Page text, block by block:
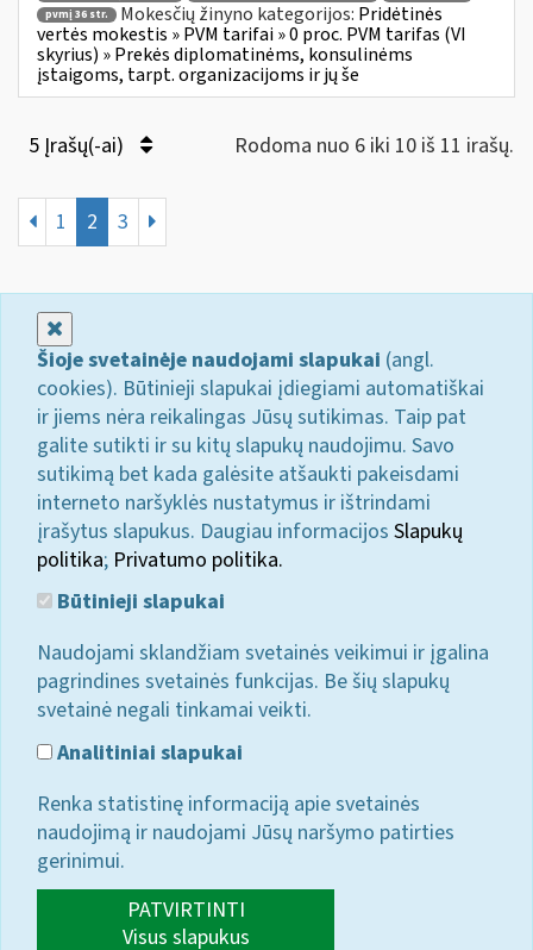
pvmį 36 str.
Mokesčių žinyno kategorijos: Pridėtinės
vertės mokestis » PVM tarifai » 0 proc. PVM tarifas (VI
skyrius) » Prekės diplomatinėms, konsulinėms
įstaigoms, tarpt. organizacijoms ir jų še
5 Įrašų(-ai) Rodoma nuo 6 iki 10 iš 11 irašų.
1 2 3
Šioje svetainėje naudojami slapukai (angl.
cookies). Būtinieji slapukai įdiegiami automatiškai
ir jiems nėra reikalingas Jūsų sutikimas. Taip pat
galite sutikti ir su kitų slapukų naudojimu. Savo
sutikimą bet kada galėsite atšaukti pakeisdami
interneto naršyklės nustatymus ir ištrindami
įrašytus slapukus. Daugiau informacijos Slapukų
politika; Privatumo politika.
Būtinieji slapukai
Naudojami sklandžiam svetainės veikimui ir įgalina
pagrindines svetainės funkcijas. Be šių slapukų
svetainė negali tinkamai veikti.
Analitiniai slapukai
Renka statistinę informaciją apie svetainės
naudojimą ir naudojami Jūsų naršymo patirties
gerinimui.
PATVIRTINTI
Visus slapukus